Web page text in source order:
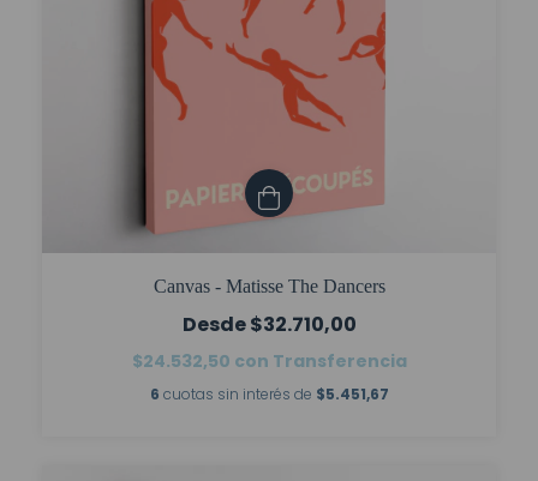
Canvas - Matisse The Dancers
$32.710,00
$24.532,50 con Transferencia
6 cuotas sin interés de $5.451,67